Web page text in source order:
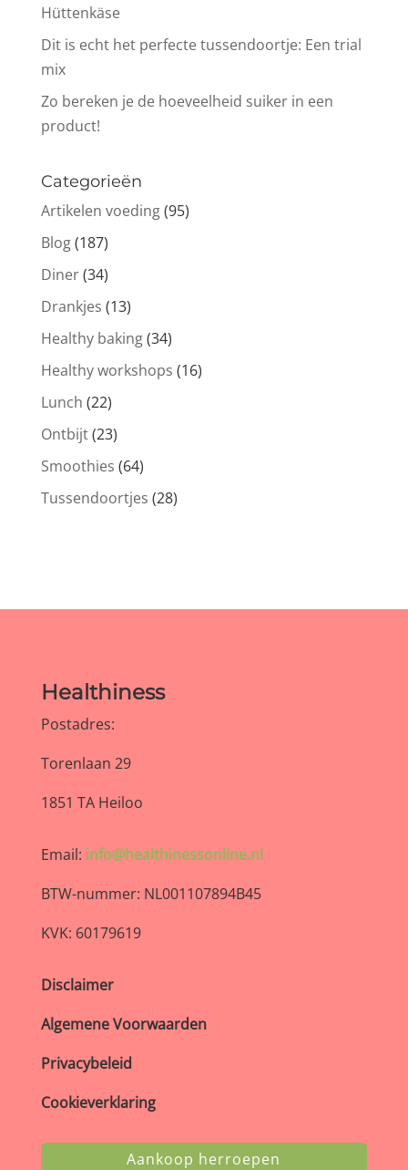
Hüttenkäse
Dit is echt het perfecte tussendoortje: Een trial
mix
Zo bereken je de hoeveelheid suiker in een
product!
Categorieën
Artikelen voeding(95)
Blog(187)
Diner(34)
Drankjes (13)
Healthy baking(34)
Healthy workshops (16)
Lunch (22)
Ontbijt(23)
Smoothies (64)
Tussendoortjes (28)
Healthiness
Postadres:
Torenlaan 29
1851 TA Heiloo
Email: info@healthinessonline.nl
BTW-nummer: NL001107894B45
KVK: 60179619
Disclaimer
Algemene Voorwaarden
Privacybeleid
Cookieverklaring
Aankoop herroepen